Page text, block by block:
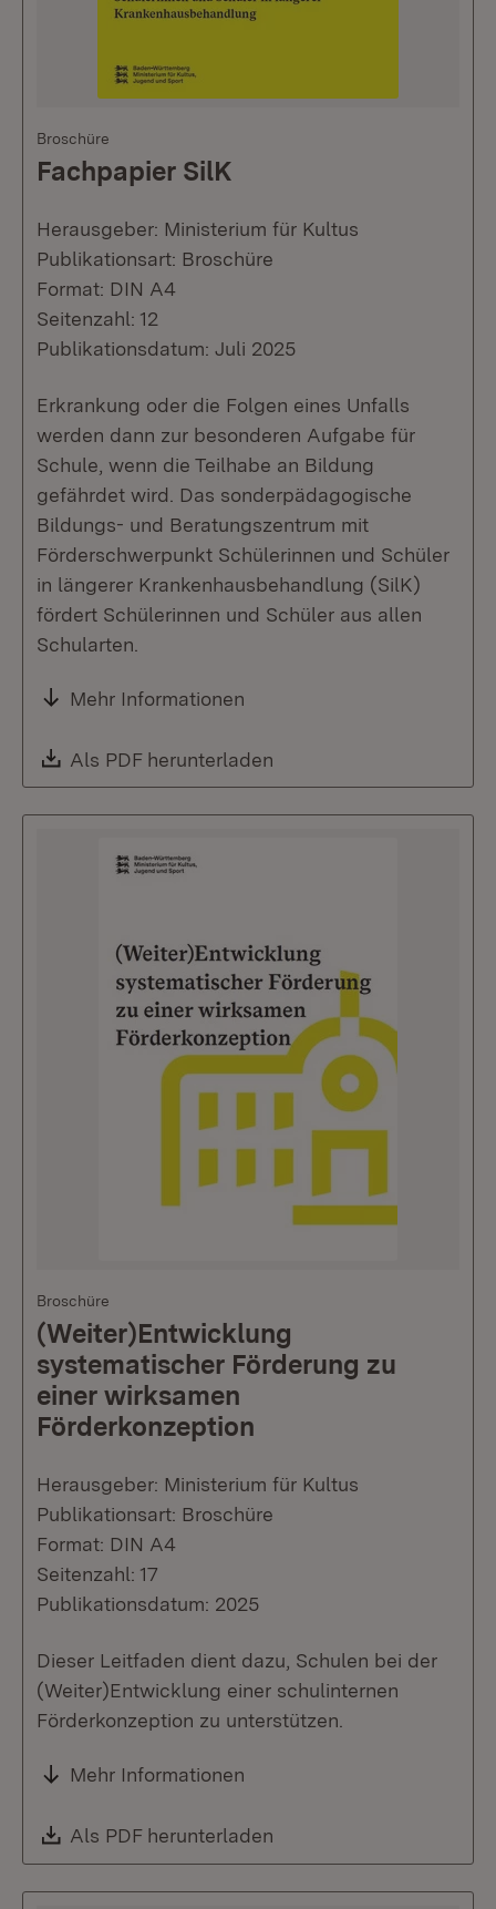
Broschüre
Fachpapier SilK
Herausgeber: Ministerium für Kultus
Publikationsart: Broschüre
Format: DIN A4
Seitenzahl: 12
Publikationsdatum: Juli 2025
Erkrankung oder die Folgen eines Unfalls
werden dann zur besonderen Aufgabe für
Schule, wenn die Teilhabe an Bildung
gefährdet wird. Das sonderpädagogische
Bildungs- und Beratungszentrum mit
Förderschwerpunkt Schülerinnen und Schüler
in längerer Krankenhausbehandlung (SilK)
fördert Schülerinnen und Schüler aus allen
Schularten.
Mehr Informationen
Download:
Als PDF herunterladen
Broschüre
(Weiter)Entwicklung
systematischer Förderung zu
einer wirksamen
Förderkonzeption
Herausgeber: Ministerium für Kultus
Publikationsart: Broschüre
Format: DIN A4
Seitenzahl: 17
Publikationsdatum: 2025
Dieser Leitfaden dient dazu, Schulen bei der
(Weiter)Entwicklung einer schulinternen
Förderkonzeption zu unterstützen.
Mehr Informationen
Download:
Als PDF herunterladen